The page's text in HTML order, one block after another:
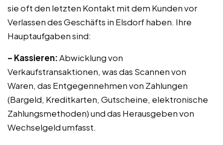
sie oft den letzten Kontakt mit dem Kunden vor
Verlassen des Geschäfts in Elsdorf haben. Ihre
Hauptaufgaben sind:
– Kassieren:Abwicklung von
Verkaufstransaktionen, was das Scannen von
Waren, das Entgegennehmen von Zahlungen
(Bargeld, Kreditkarten, Gutscheine, elektronische
Zahlungsmethoden) und das Herausgeben von
Wechselgeld umfasst.